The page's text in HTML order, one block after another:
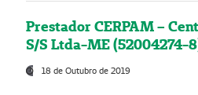
Prestador CERPAM –
S/S Ltda-ME (52004274-
18 de Outubro de 2019